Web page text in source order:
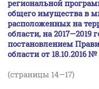
региональной
общего имущества в
расположенных на
области, на
постановлением
области от 18.10.2016 №
(страницы 14—17)